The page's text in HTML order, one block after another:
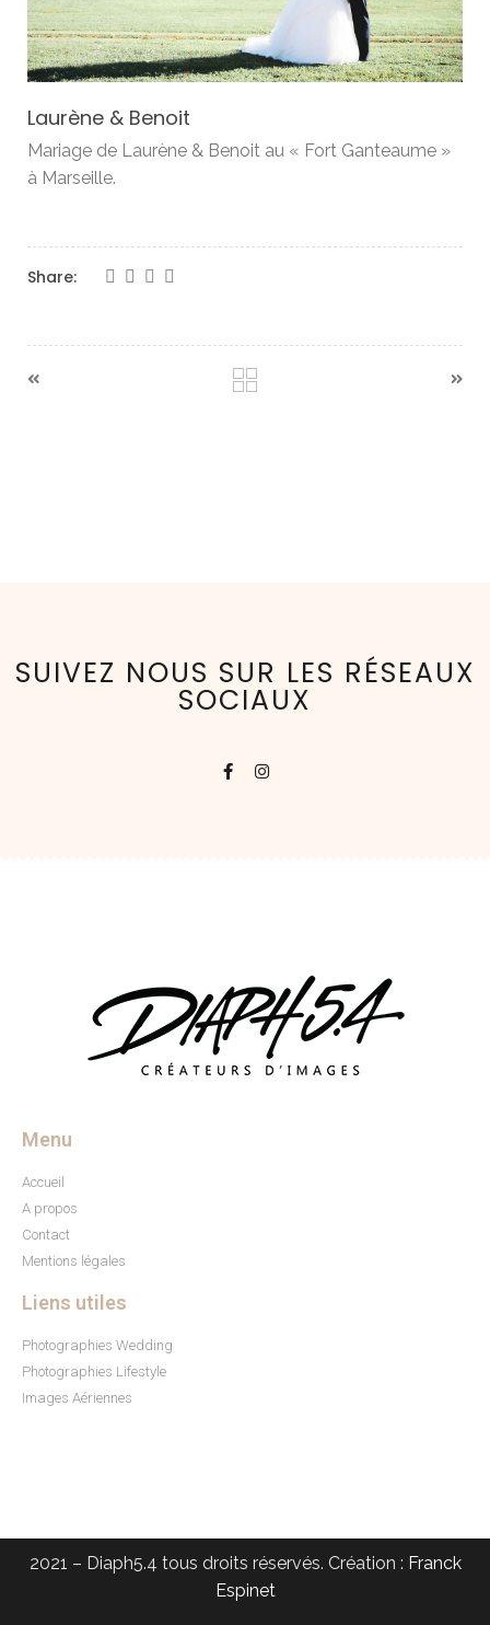
Laurène & Benoit
Mariage de Laurène & Benoit au « Fort Ganteaume »
à Marseille.
Share:
SUIVEZ NOUS SUR LES RÉSEAUX
SOCIAUX
Menu
Accueil
A propos
Contact
Mentions légales
Liens utiles
Photographies Wedding
Photographies Lifestyle
Images Aériennes
2021 – Diaph5.4 tous droits réservés. Création : Franck
Espinet